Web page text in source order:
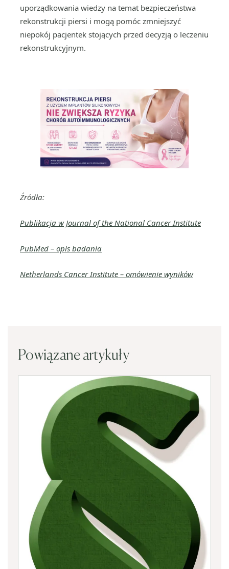
uporządkowania wiedzy na temat bezpieczeństwa
rekonstrukcji piersi i mogą pomóc zmniejszyć
niepokój pacjentek stojących przed decyzją o leczeniu
rekonstrukcyjnym.
Źródła:
Publikacja w Journal of the National Cancer Institute
PubMed – opis badania
Netherlands Cancer Institute – omówienie wyników
Powiązane artykuły